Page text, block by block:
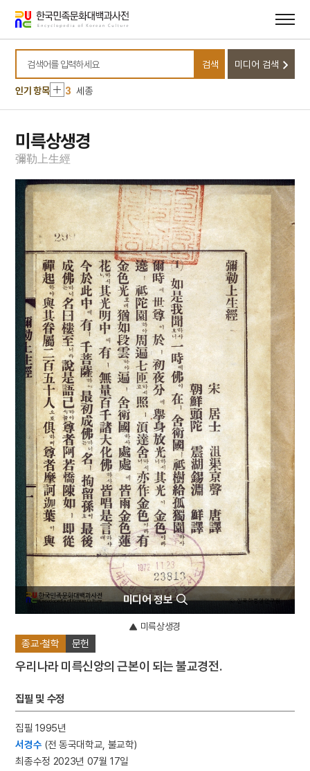
바로가기
바로가기
검색어를 입력하세요
검색 미디어 검색
인기 항목
10 윤석중 동요집
1 금성대군
2 삼성중공업㈜
3 세종
4 팔음
5
동학운동
6
벽류정
8
세조
9
운요호사건
10
윤석중 동요집
1 금성대군
2
삼성중공업㈜
3 세종
4 팔음
5 동학운동
6
벽류정
7
살미
8 세조
9
운요호사건
10
윤석중 동요집
미륵상생경
彌勒上生經
종교·철학 문헌
우리나라 미륵신앙의 근본이 되는 불교경전.
집필 및 수정
집필 1995년
서경수 (전 동국대학교, 불교학)
최종수정 2023년 07월 17일
미디어 정보
미륵상생경